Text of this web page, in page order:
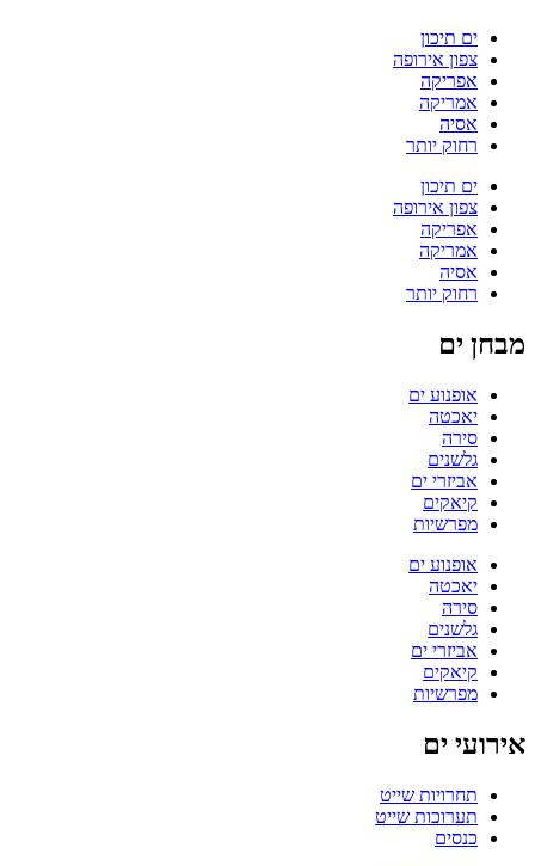
ים תיכון
צפון אירופה
אפריקה
אמריקה
אסיה
רחוק יותר
ים תיכון
צפון אירופה
אפריקה
אמריקה
אסיה
רחוק יותר
מבחן ים
אופנוע ים
יאכטה
סירה
גלשנים
אביזרי ים
קיאקים
מפרשיות
אופנוע ים
יאכטה
סירה
גלשנים
אביזרי ים
קיאקים
מפרשיות
אירועי ים
תחרויות שייט
תערוכות שייט
כנסים